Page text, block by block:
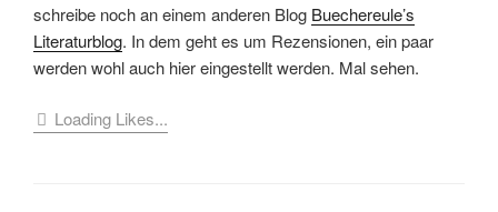
schreibe noch an einem anderen Blog Buechereule’s
Literaturblog. In dem geht es um Rezensionen, ein paar
werden wohl auch hier eingestellt werden. Mal sehen.
Loading Likes...